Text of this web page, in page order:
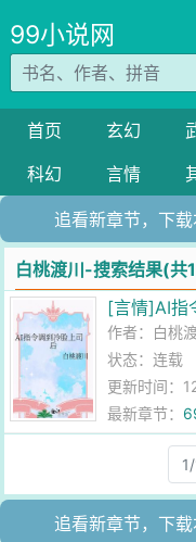
99小说网
首页 玄幻
科幻
言情
追看新章节，下
白桃渡川-搜索结果(共
[言情]AI指
作者： 白桃
状态：连载
更新时间：
最新章节：
追看新章节，下